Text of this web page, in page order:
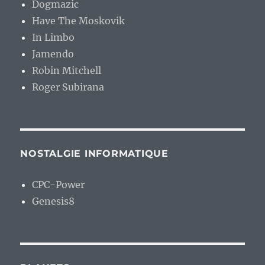
Dogmazic
Have The Moskovik
In Limbo
Jamendo
Robin Mitchell
Roger Subirana
NOSTALGIE INFORMATIQUE
CPC-Power
Genesis8